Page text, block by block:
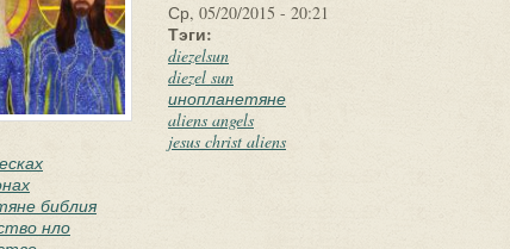
Ср, 05/20/2015 - 20:21
Тэги:
diezelsun
diezel sun
инопланетяне
aliens angels
jesus christ aliens
библия
нло